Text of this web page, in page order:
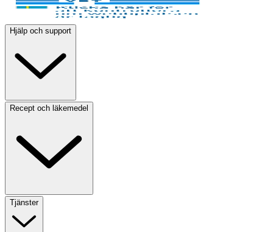
Hjälp och support
Recept och läkemedel
Tjänster